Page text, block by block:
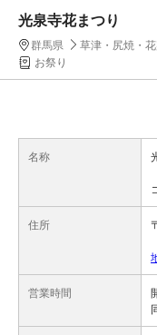
光泉寺花まつり
群馬県
草津・尻焼・
お祭り
名称
住所
営業時間